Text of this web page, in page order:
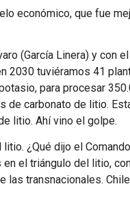
económico, que fue
(García Linera) y con
2030 tuviéramos 41
para procesar
carbonato de litio.
litio. Ahí vino el golpe.
¿Qué dijo el
el triángulo del litio,
las transnacionales.